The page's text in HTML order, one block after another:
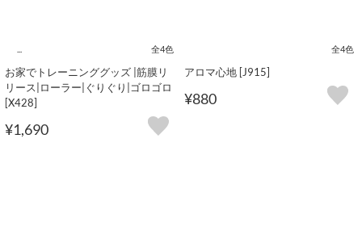
全4色
お家でトレーニンググッズ |筋膜リ
リース|ローラー|ぐりぐり|ゴロゴロ
[X428]
¥1,690
全4色
アロマ心地 [J915]
¥880